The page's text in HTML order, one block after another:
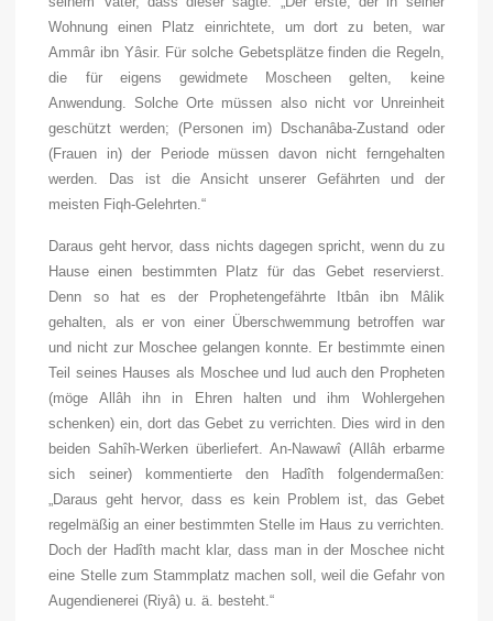
Wohnung einen Platz einrichtete, um dort zu beten, war
Ammâr ibn Yâsir. Für solche Gebetsplätze finden die Regeln,
die für eigens gewidmete Moscheen gelten, keine
Anwendung. Solche Orte müssen also nicht vor Unreinheit
geschützt werden; (Personen im) Dschanâba-Zustand oder
(Frauen in) der Periode müssen davon nicht ferngehalten
werden. Das ist die Ansicht unserer Gefährten und der
meisten Fiqh-Gelehrten.“
Daraus geht hervor, dass nichts dagegen spricht, wenn du zu
Hause einen bestimmten Platz für das Gebet reservierst.
Denn so hat es der Prophetengefährte Itbân ibn Mâlik
gehalten, als er von einer Überschwemmung betroffen war
und nicht zur Moschee gelangen konnte. Er bestimmte einen
Teil seines Hauses als Moschee und lud auch den Propheten
(möge Allâh ihn in Ehren halten und ihm Wohlergehen
schenken) ein, dort das Gebet zu verrichten. Dies wird in den
beiden Sahîh-Werken überliefert. An-Nawawî (Allâh erbarme
sich seiner) kommentierte den Hadîth folgendermaßen:
„Daraus geht hervor, dass es kein Problem ist, das Gebet
regelmäßig an einer bestimmten Stelle im Haus zu verrichten.
Doch der Hadîth macht klar, dass man in der Moschee nicht
eine Stelle zum Stammplatz machen soll, weil die Gefahr von
Augendienerei (Riyâ) u. ä. besteht.“